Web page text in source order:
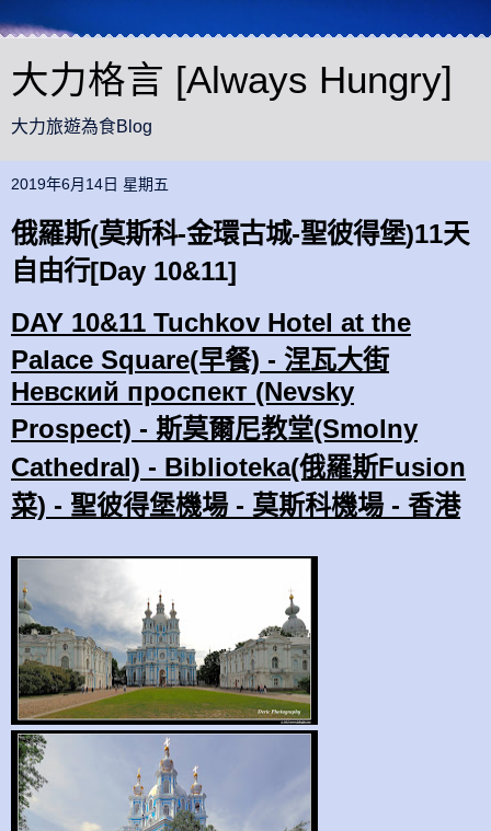
大力格言 [Always Hungry]
大力旅遊為食Blog
2019年6月14日 星期五
俄羅斯(莫斯科-金環古城-聖彼得堡)11天
自由行[Day 10&11]
DAY 10&11 Tuchkov Hotel at the
Palace Square(早餐) - 涅瓦大街
Нeвский проспeкт (Nevsky
Prospect) - 斯莫爾尼教堂(Smolny
Cathedral) - Biblioteka(俄羅斯Fusion
菜) - 聖彼得堡機場 - 莫斯科機場 - 香港